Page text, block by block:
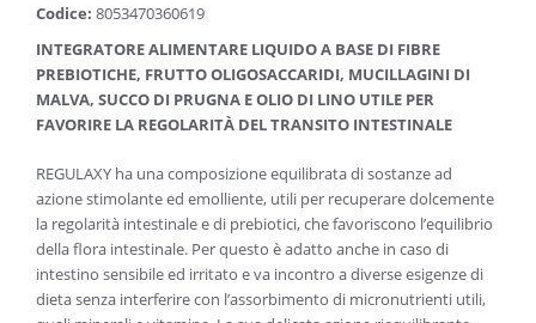
Codice: 8053470360619
INTEGRATORE ALIMENTARE LIQUIDO A BASE DI FIBRE
PREBIOTICHE, FRUTTO OLIGOSACCARIDI, MUCILLAGINI DI
MALVA, SUCCO DI PRUGNA E OLIO DI LINO UTILE PER
FAVORIRE LA REGOLARITÀ DEL TRANSITO INTESTINALE
REGULAXY ha una composizione equilibrata di sostanze ad
azione stimolante ed emolliente, utili per recuperare dolcemente
la regolarità intestinale e di prebiotici, che favoriscono l’equilibrio
della flora intestinale. Per questo è adatto anche in caso di
intestino sensibile ed irritato e va incontro a diverse esigenze di
dieta senza interferire con l’assorbimento di micronutrienti utili,